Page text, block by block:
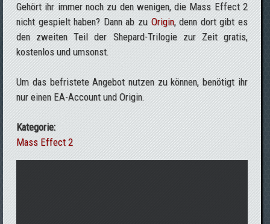
Gehört ihr immer noch zu den wenigen, die Mass Effect 2
nicht gespielt haben? Dann ab zuOrigin, denn dort gibt es
den zweiten Teil der Shepard-Trilogie zur Zeit gratis,
kostenlos und umsonst.
Um das befristete Angebot nutzen zu können, benötigt ihr
nur einen EA-Account und Origin.
Kategorie:
Mass Effect 2